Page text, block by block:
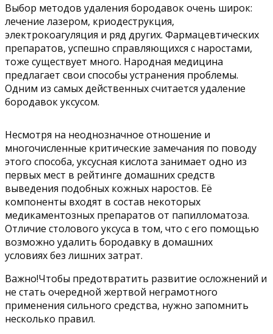
Выбор методов удаления бородавок очень широк:
лечение лазером, криодеструкция,
электрокоагуляция и ряд других. Фармацевтических
препаратов, успешно справляющихся с наростами,
тоже существует много. Народная медицина
предлагает свои способы устранения проблемы.
Одним из самых действенных считается удаление
бородавок уксусом.
Несмотря на неоднозначное отношение и
многочисленные критические замечания по поводу
этого способа, уксусная кислота занимает одно из
первых мест в рейтинге домашних средств
выведения подобных кожных наростов. Её
компоненты входят в состав некоторых
медикаментозных препаратов от папилломатоза.
Отличие столового уксуса в том, что с его помощью
возможно удалить бородавку в домашних
условиях без лишних затрат.
Важно!Чтобы предотвратить развитие осложнений и
не стать очередной жертвой неграмотного
применения сильного средства, нужно запомнить
несколько правил.